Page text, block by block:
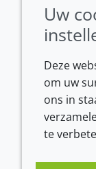
Uw
Deze
om uw
ons in
te